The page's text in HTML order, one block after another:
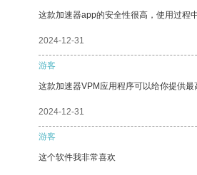
这款加速器app的安全性很高，使用过程
2024-12-31
游客
这款加速器VPM应用程序可以给你提供
2024-12-31
游客
这个软件我非常喜欢